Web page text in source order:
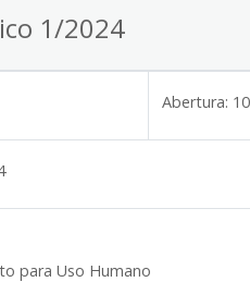
1/2024
Abertura:
para Uso Humano